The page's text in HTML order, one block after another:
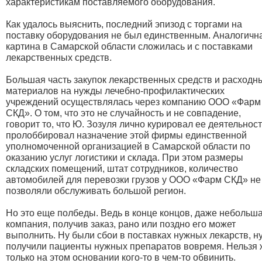
характеристикам поставляемого оборудования.
Как удалось выяснить, последний эпизод с торгами на
поставку оборудования не был единственным.
картина в Самарской области сложилась и с поставками
лекарственных средств.
Большая часть закупок лекарственных средств и
материалов на нужды лечебно-профилактических
учреждений осуществлялась через компанию ООО «Фарм
СКД». О том, что это не случайность и не совпадение,
говорит то, что Ю. Зозуля лично курировал ее
пролоббировал назначение этой фирмы единственной
уполномоченной организацией в Самарской области по
оказанию услуг логистики и склада. При этом размеры
складских помещений, штат сотрудников, количество
автомобилей для перевозки грузов у ООО «Фарм СКД» не
позволяли обслуживать большой регион.
Но это еще полбеды. Ведь в конце концов, даже
компания, получив заказ, рано или поздно его может
выполнить. Ну были сбои в поставках нужных лекарств,
получили пациенты нужных препаратов вовремя. Нельзя
только на этом основании кого-то в чем-то обвинить.